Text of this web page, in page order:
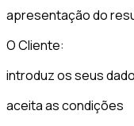
apresentação do
O Cliente:
introduz os seus
aceita as condições